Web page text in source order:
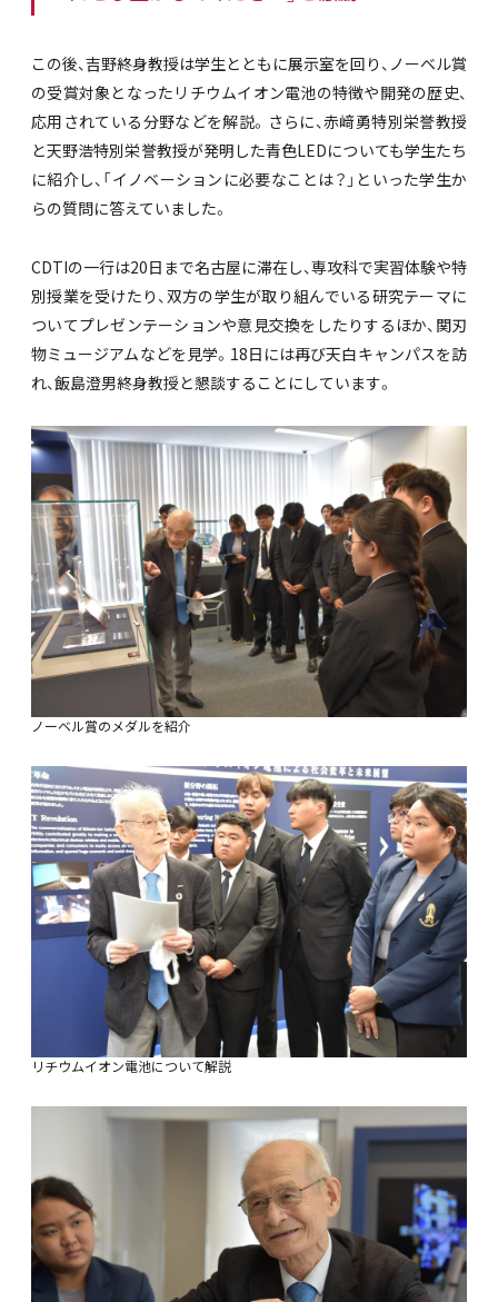
この後、吉野終身教授は学生とともに展示室を回り、ノーベル賞
の受賞対象となったリチウムイオン電池の特徴や開発の歴史、
応用されている分野などを解説。さらに、赤﨑勇特別栄誉教授
と天野浩特別栄誉教授が発明した青色LEDについても学生たち
に紹介し、「イノベーションに必要なことは？」といった学生か
らの質問に答えていました。
CDTIの一行は20日まで名古屋に滞在し、専攻科で実習体験や特
別授業を受けたり、双方の学生が取り組んでいる研究テーマに
ついてプレゼンテーションや意見交換をしたりするほか、関刃
物ミュージアムなどを見学。18日には再び天白キャンパスを訪
れ、飯島澄男終身教授と懇談することにしています。
ノーベル賞のメダルを紹介
リチウムイオン電池について解説